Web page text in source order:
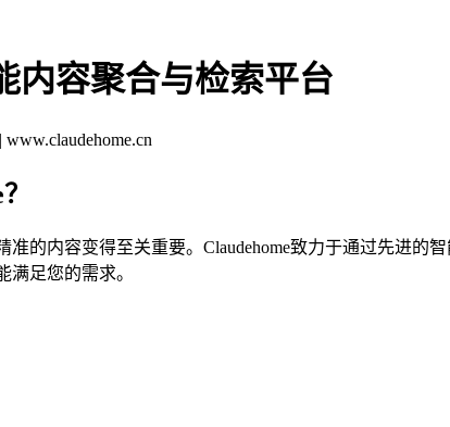
内容聚合与检索平台
准的内容变得至关重要。Claudehome致力于通过先进
满足您的需求。